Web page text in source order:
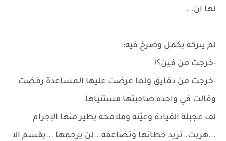
لها ان...
لم يتركه يكمل وصرخ فيه:
-خرجت من فين؟!
-خرجت من دقايق ولما عرضت عليها المساعدة رفضت
وقالت في واحده صاحبتها مستنياها.
لف عجبلة القيادة وعيّنه وملامحه يطير منها الإجرام
...هربت..تزيد خطائها وتضاعفه...لن يرحمها ...يقسم الا